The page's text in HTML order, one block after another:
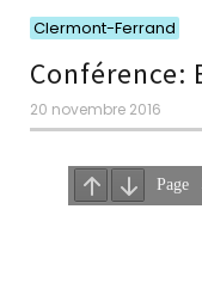
Clermont-Ferrand
Conférence:
Publié
le
20 novembre 2016